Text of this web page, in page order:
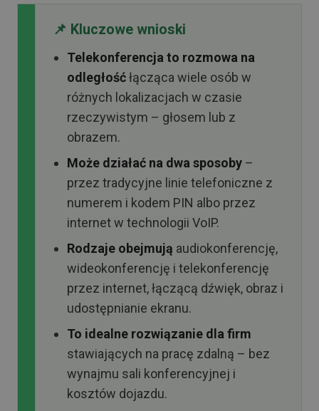
📌 Kluczowe wnioski
Telekonferencja to rozmowa na
odległośćłącząca wiele osób w
różnych lokalizacjach w czasie
rzeczywistym – głosem lub z
obrazem.
Może działać na dwa sposoby –
przez tradycyjne linie telefoniczne z
numerem i kodem PIN albo przez
internet w technologii VoIP.
Rodzaje obejmują audiokonferencję,
wideokonferencję i telekonferencję
przez internet, łączącą dźwięk, obraz i
udostępnianie ekranu.
To idealne rozwiązanie dla firm
stawiających na pracę zdalną – bez
wynajmu sali konferencyjnej i
kosztów dojazdu.